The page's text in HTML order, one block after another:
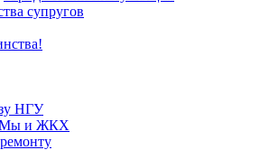
супругов
НГУ
и ЖКХ